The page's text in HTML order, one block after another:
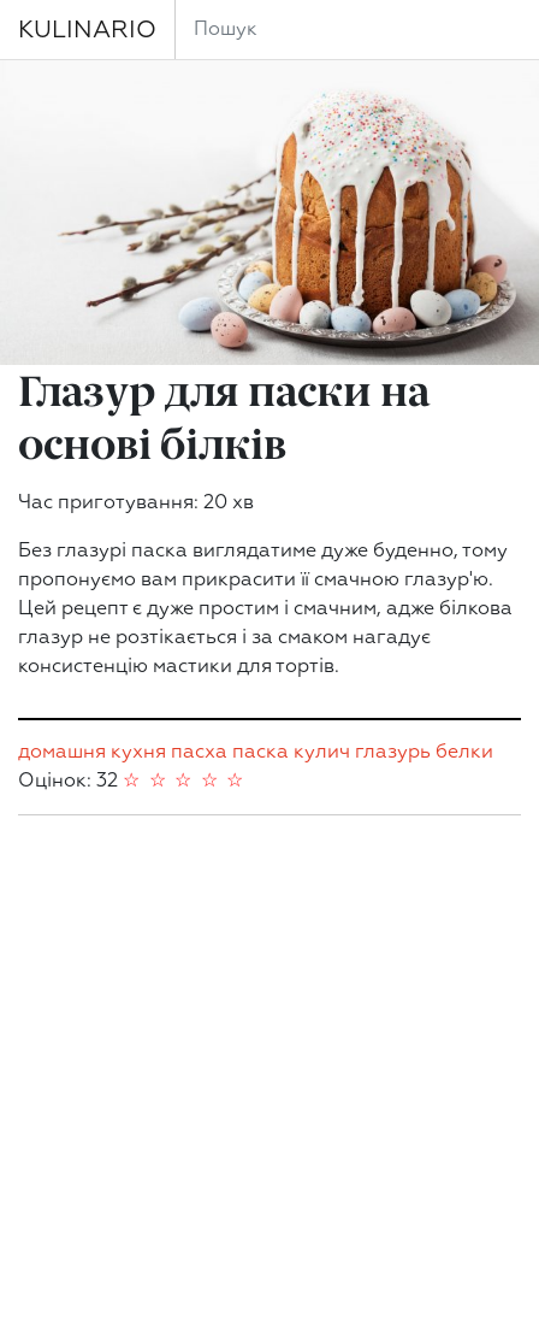
KULINARIO
Глазур для паски на
основі білків
Час приготування: 20 хв
Без глазурі паска виглядатиме дуже буденно, тому
пропонуємо вам прикрасити її смачною глазур'ю.
Цей рецепт є дуже простим і смачним, адже білкова
глазур не розтікається і за смаком нагадує
консистенцію мастики для тортів.
домашня кухня пасха паска кулич глазурь белки
Оцінок: 32
☆
☆
☆
☆
☆